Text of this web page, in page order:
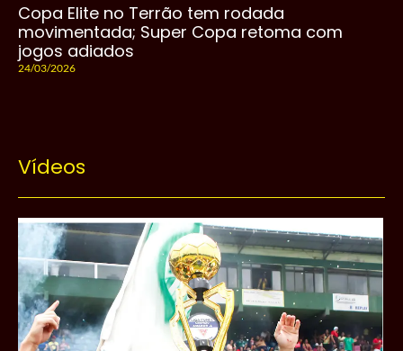
Copa Elite no Terrão tem rodada
movimentada; Super Copa retoma com
jogos adiados
24/03/2026
Vídeos